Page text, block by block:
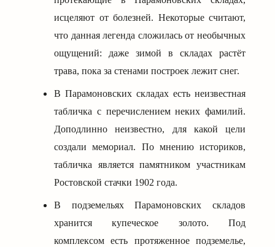
исцеляют от болезней. Некоторые считают,
что данная легенда сложилась от необычных
ощущений: даже зимой в складах растёт
трава, пока за стенами построек лежит снег.
В Парамоновских складах есть неизвестная
табличка с перечислением неких фамилий.
Доподлинно неизвестно, для какой цели
создали мемориал. По мнению историков,
табличка является памятником участникам
Ростовской стачки 1902 года.
В подземельях Парамоновских складов
хранится купеческое золото. Под
комплексом есть протяженное подземелье,